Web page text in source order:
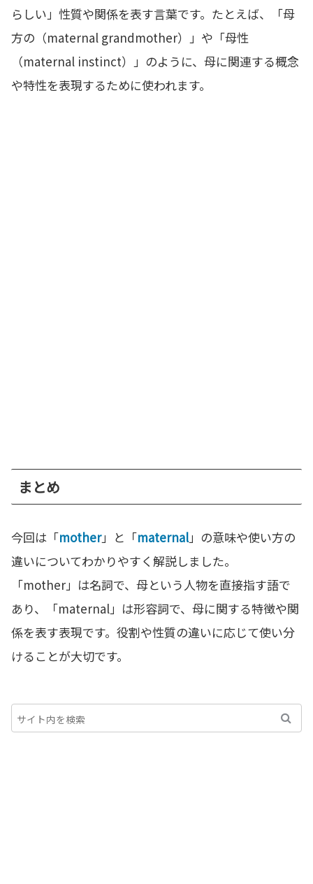
らしい」性質や関係を表す言葉です。たとえば、「母
方の（maternal grandmother）」や「母性
（maternal instinct）」のように、母に関連する概念
や特性を表現するために使われます。
まとめ
今回は「mother」と「maternal」の意味や使い方の
違いについてわかりやすく解説しました。
「mother」は名詞で、母という人物を直接指す語で
あり、「maternal」は形容詞で、母に関する特徴や関
係を表す表現です。役割や性質の違いに応じて使い分
けることが大切です。